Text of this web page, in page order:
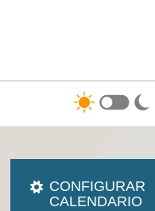
CONFIGURAR
CALENDARIO